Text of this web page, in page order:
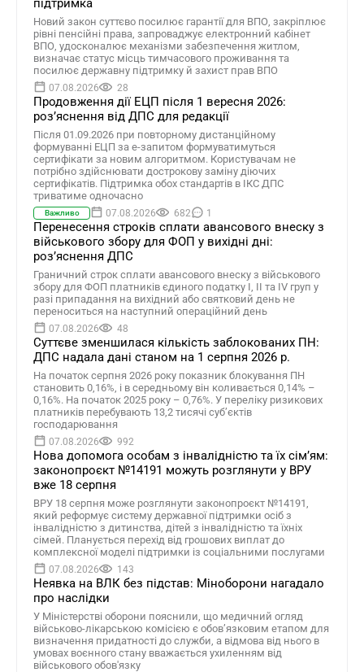
підтримка
Новий закон суттєво посилює гарантії для ВПО, закріплює
рівні пенсійні права, запроваджує електронний кабінет
ВПО, удосконалює механізми забезпечення житлом,
визначає статус місць тимчасового проживання та
посилює державну підтримку й захист прав ВПО
07.08.2026 28
Продовження дії ЕЦП після 1 вересня 2026:
розʼяснення від ДПС для редакції
Після 01.09.2026 при повторному дистанційному
формуванні ЕЦП за е-запитом формуватимуться
сертифікати за новим алгоритмом. Користувачам не
потрібно здійснювати дострокову заміну діючих
сертифікатів. Підтримка обох стандартів в ІКС ДПС
триватиме одночасно
Важливо 07.08.2026 682 1
Перенесення строків сплати авансового внеску з
військового збору для ФОП у вихідні дні:
роз’яснення ДПС
Граничний строк сплати авансового внеску з військового
збору для ФОП платників єдиного податку І, ІІ та ІV груп у
разі припадання на вихідний або святковий день не
переноситься на наступний операційний день
07.08.2026 48
Суттєве зменшилася кількість заблокованих ПН:
ДПС надала дані станом на 1 серпня 2026 р.
На початок серпня 2026 року показник блокування ПН
становить 0,16%, і в середньому він коливається 0,14% –
0,16%. На початок 2025 року – 0,76%. У переліку ризикових
платників перебувають 13,2 тисячі суб’єктів
господарювання
07.08.2026 992
Нова допомога особам з інвалідністю та їх сімʼям:
законопроєкт №14191 можуть розглянути у ВРУ
вже 18 серпня
ВРУ 18 серпня може розглянути законопроєкт №14191,
який реформує систему державної підтримки осіб з
інвалідністю з дитинства, дітей з інвалідністю та їхніх
сімей. Планується перехід від грошових виплат до
комплексної моделі підтримки із соціальними послугами
07.08.2026 143
Неявка на ВЛК без підстав: Міноборони нагадало
про наслідки
У Міністерстві оборони пояснили, що медичний огляд
військово-лікарською комісією є обов’язковим етапом для
визначення придатності до служби, а відмова від нього в
умовах воєнного стану вважається ухиленням від
військового обов'язку